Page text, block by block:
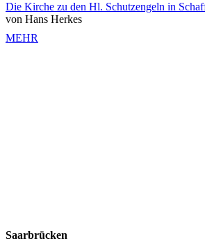
Die Kirche zu den Hl. Schutzengeln in
von Hans Herkes
MEHR
Saarbrücken